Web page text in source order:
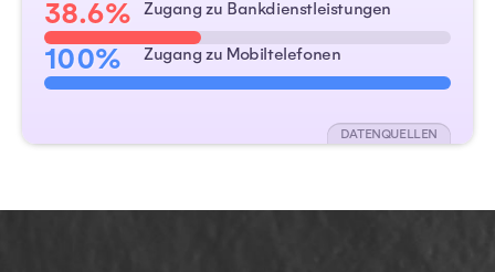
38.6% Zugang zu Bankdienstleistungen
100% Zugang zu Mobiltelefonen
DATENQUELLEN